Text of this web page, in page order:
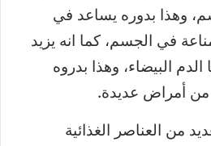
وهذا بدوره يساعد في
في الجسم، كما انه يزيد
البيضاء، وهذا بدروه
من أمراض عديدة.
من العناصر الغذائية